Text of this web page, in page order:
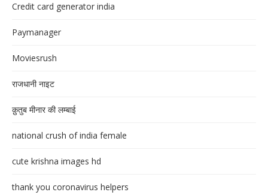
Credit card generator india
Paymanager
Moviesrush
राजधानी नाइट
क़ुतुब मीनार की लम्बाई
national crush of india female
cute krishna images hd
thank you coronavirus helpers